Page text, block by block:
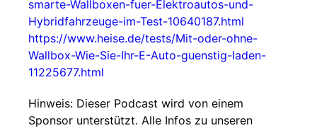
smarte-Wallboxen-fuer-Elektroautos-und-
Hybridfahrzeuge-im-Test-10640187.html
https://www.heise.de/tests/Mit-oder-ohne-
Wallbox-Wie-Sie-Ihr-E-Auto-guenstig-laden-
11225677.html
Hinweis: Dieser Podcast wird von einem
Sponsor unterstützt. Alle Infos zu unseren